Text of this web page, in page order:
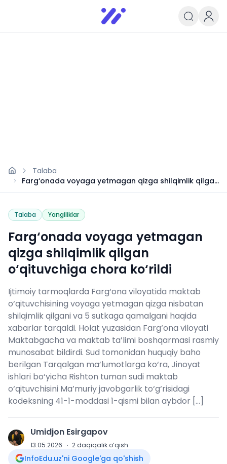
Infoedu
Ta&#039;lim xabarlari va
Talaba
Farg‘onada voyaga yetmagan qizga shilqimlik qilgan
o‘qituvchiga chora ko‘rildi
Talaba Yangiliklar
Farg‘onada voyaga yetmagan
qizga shilqimlik qilgan
o‘qituvchiga chora ko‘rildi
Ijtimoiy tarmoqlarda Farg‘ona viloyatida maktab
o‘qituvchisining voyaga yetmagan qizga nisbatan
shilqimlik qilgani va 5 sutkaga qamalgani haqida
xabarlar tarqaldi. Holat yuzasidan Farg‘ona viloyati
Maktabgacha va maktab ta’limi boshqarmasi rasmiy
munosabat bildirdi. Sud tomonidan huquqiy baho
berilgan Tarqalgan ma’lumotlarga ko‘ra, Jinoyat
ishlari bo‘yicha Rishton tuman sudi maktab
o‘qituvchisini Ma’muriy javobgarlik to‘g‘risidagi
kodeksning 41-1-moddasi 1-qismi bilan aybdor […]
U Umidjon Esirgapov
13.05.2026 · 2 daqiqalik o‘qish
InfoEdu.uz'ni Google'ga qo'shish